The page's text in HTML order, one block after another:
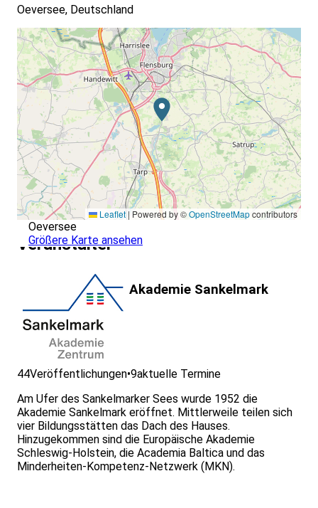
Vermittlung von theoretischem Wissen, praktischen
Erzählübungen, Märchenhören, Gespräche,
spielerische und kreative Elemente sorgt für einen
breitgefächerten Erfahrungsraum mit vielen
Anregungen für die eigene Berufspraxis.
Oeversee, Deutschland
Leaflet | Powered by ©OpenStreetMapcontributors
Oeversee
Größere Karte ansehen
Veranstalter
Akademie Sankelmark
44Veröffentlichungen•9aktuelle Termine
Am Ufer des Sankelmarker Sees wurde 1952 die
Akademie Sankelmark eröffnet. Mittlerweile teilen sich
vier Bildungsstätten das Dach des Hauses.
Hinzugekommen sind die Europäische Akademie
Schleswig-Holstein, die Academia Baltica und das
Minderheiten-Kompetenz-Netzwerk (MKN).